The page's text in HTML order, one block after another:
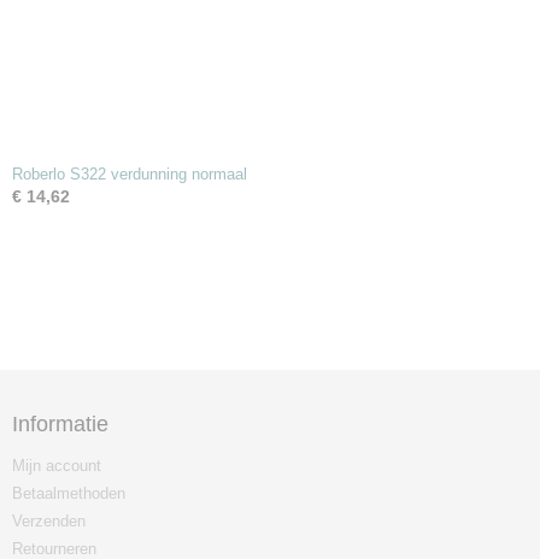
Roberlo S322 verdunning normaal
€ 14,62
Informatie
Mijn account
Betaalmethoden
Verzenden
Retourneren